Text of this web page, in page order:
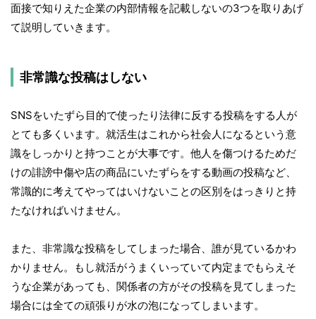
面接で知りえた企業の内部情報を記載しないの3つを取りあげ
て説明していきます。
非常識な投稿はしない
SNSをいたずら目的で使ったり法律に反する投稿をする人が
とても多くいます。就活生はこれから社会人になるという意
識をしっかりと持つことが大事です。他人を傷つけるためだ
けの誹謗中傷や店の商品にいたずらをする動画の投稿など、
常識的に考えてやってはいけないことの区別をはっきりと持
たなければいけません。
また、非常識な投稿をしてしまった場合、誰が見ているかわ
かりません。もし就活がうまくいっていて内定までもらえそ
うな企業があっても、関係者の方がその投稿を見てしまった
場合には全ての頑張りが水の泡になってしまいます。